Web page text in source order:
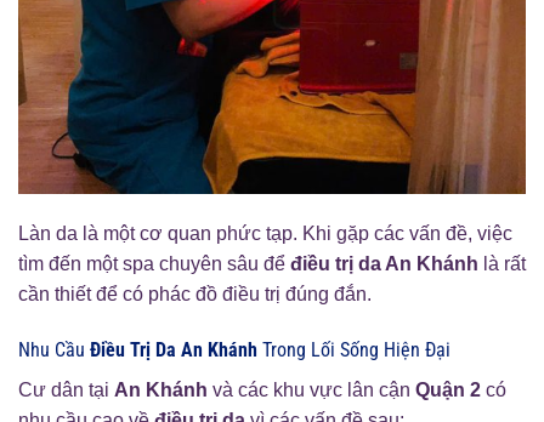
Làn da là một cơ quan phức tạp. Khi gặp các vấn đề, việc
tìm đến một spa chuyên sâu để điều trị da An Khánh là rất
cần thiết để có phác đồ điều trị đúng đắn.
Nhu Cầu Điều Trị Da An Khánh Trong Lối Sống Hiện Đại
Cư dân tại An Khánh và các khu vực lân cận Quận 2 có